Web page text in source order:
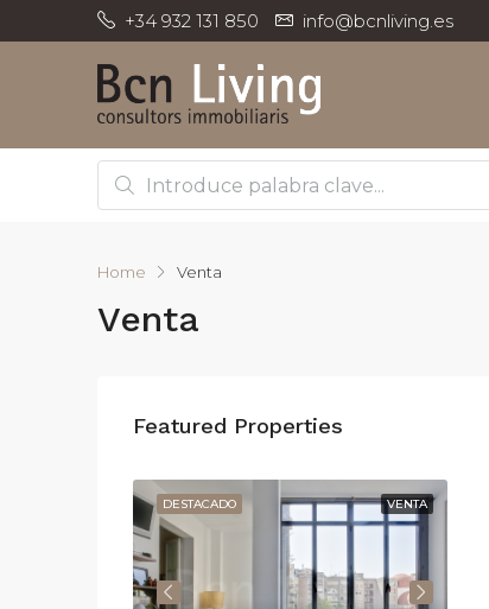
+34 932 131 850 info@bcnliving.es
Home Venta
Venta
Featured Properties
VENTA
DESTACADO